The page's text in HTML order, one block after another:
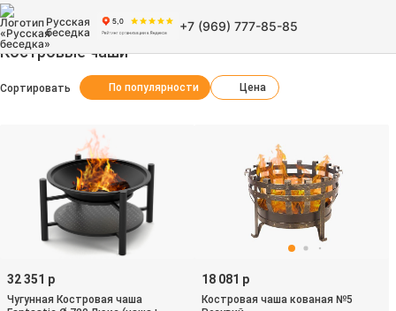
Русская
беседка
+7 (969) 777-85-85
Костровые чаши
Сортировать По популярности Цена
32 351 р
Чугунная Костровая чаша
18 081 р
Костровая чаша кованая №5